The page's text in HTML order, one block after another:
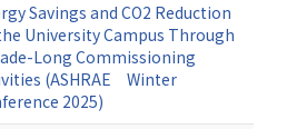
Savings and CO2 Reduction
University Campus Through
Long Commissioning
(ASHRAE Winter
2025)